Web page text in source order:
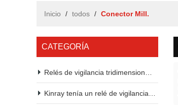
Inicio / todos / Conector Mill.
CATEGORÍA